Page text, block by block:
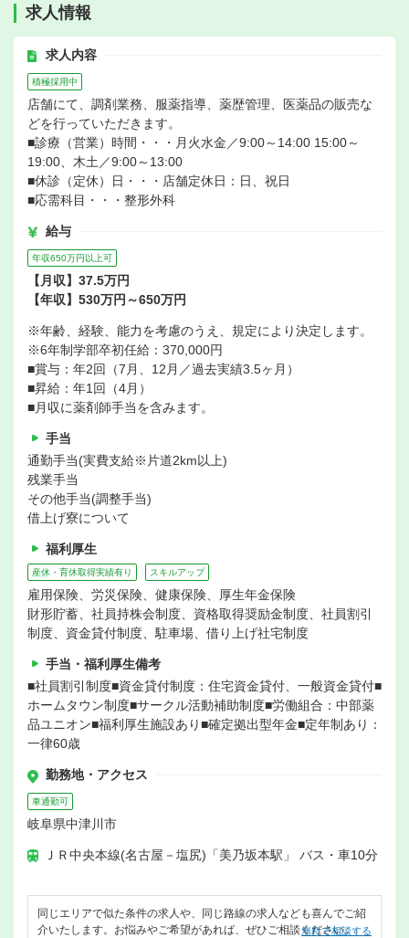
求人情報
求人内容
積極採用中
店舗にて、調剤業務、服薬指導、薬歴管理、医薬品の販売な
どを行っていただきます。
■診療（営業）時間・・・月火水金／9:00～14:00 15:00～
19:00、木土／9:00～13:00
■休診（定休）日・・・店舗定休日：日、祝日
■応需科目・・・整形外科
給与
年収650万円以上可
【月収】37.5万円
【年収】530万円～650万円
※年齢、経験、能力を考慮のうえ、規定により決定します。
※6年制学部卒初任給：370,000円
■賞与：年2回（7月、12月／過去実績3.5ヶ月）
■昇給：年1回（4月）
■月収に薬剤師手当を含みます。
手当
通勤手当(実費支給※片道2km以上)
残業手当
その他手当(調整手当)
借上げ寮について
福利厚生
産休・育休取得実績有り スキルアップ
雇用保険、労災保険、健康保険、厚生年金保険
財形貯蓄、社員持株会制度、資格取得奨励金制度、社員割引
制度、資金貸付制度、駐車場、借り上げ社宅制度
手当・福利厚生備考
■社員割引制度■資金貸付制度：住宅資金貸付、一般資金貸付■
ホームタウン制度■サークル活動補助制度■労働組合：中部薬
品ユニオン■福利厚生施設あり■確定拠出型年金■定年制あり：
一律60歳
勤務地・アクセス
車通勤可
岐阜県中津川市
ＪＲ中央本線(名古屋－塩尻)「美乃坂本駅」 バス・車10分
同じエリアで似た条件の求人や、同じ路線の求人なども喜んでご紹
介いたします。お悩みやご希望があれば、ぜひご相談ください。
無料で相談する